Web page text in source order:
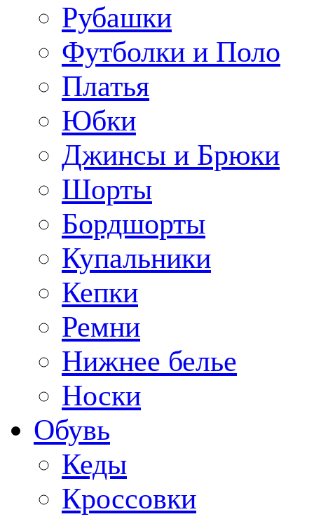
Рубашки
Футболки и Поло
Платья
Юбки
Джинсы и Брюки
Шорты
Бордшорты
Купальники
Кепки
Ремни
Нижнее белье
Носки
Обувь
Кеды
Кроссовки